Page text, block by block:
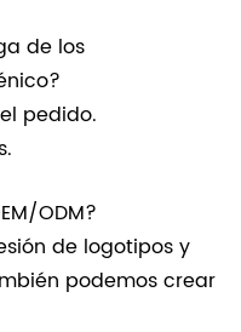
de los
pedido.
ODM?
de logotipos y
podemos crear